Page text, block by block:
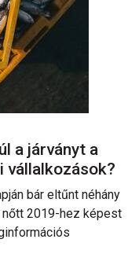
a járványt a
vállalkozások?
bár eltűnt néhány
2019-hez képest